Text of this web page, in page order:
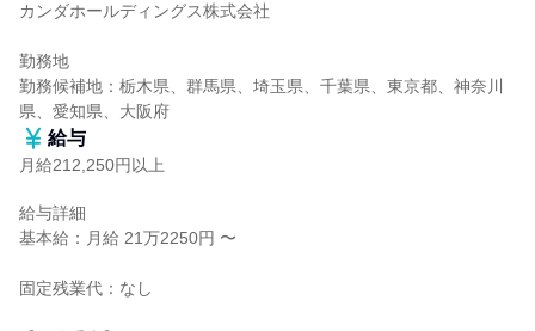
カンダホールディングス株式会社
勤務地
勤務候補地：栃木県、群馬県、埼玉県、千葉県、東京都、神奈川
県、愛知県、大阪府
給与
月給212,250円以上
給与詳細
基本給：月給 21万2250円 〜
固定残業代：なし